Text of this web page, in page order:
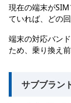
現在の端末が
ていれば、どの
端末の対応バン
ため、乗り換え
サブブラン